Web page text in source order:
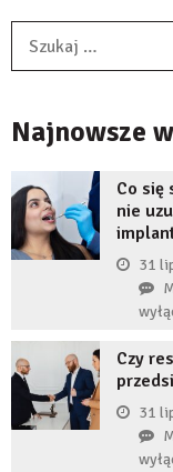
Najnowsze
Co się
nie
31
Czy
31